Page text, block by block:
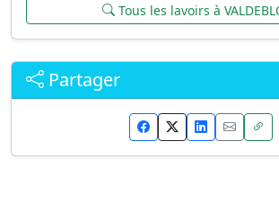
Tous les lavoirs à
Partager